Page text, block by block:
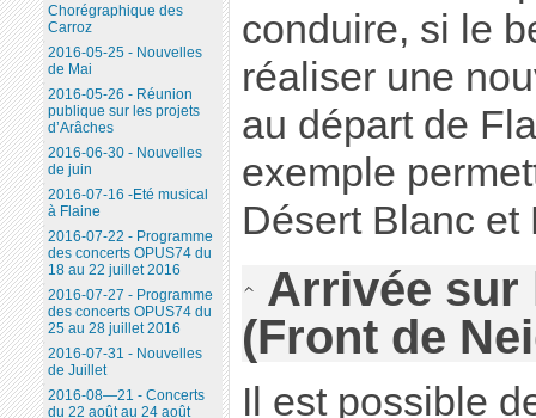
conduire, si le
réaliser une
au départ de
exemple
Désert Blanc et
Arrivée sur
(Front de
Il est possible
Chorégraphique des
Carroz
2016-05-25 - Nouvelles
de Mai
2016-05-26 - Réunion
publique sur les projets
d’Arâches
2016-06-30 - Nouvelles
de juin
2016-07-16 -Eté musical
à Flaine
2016-07-22 - Programme
des concerts OPUS74 du
18 au 22 juillet 2016
2016-07-27 - Programme
des concerts OPUS74 du
25 au 28 juillet 2016
2016-07-31 - Nouvelles
de Juillet
2016-08—21 - Concerts
du 22 août au 24 août